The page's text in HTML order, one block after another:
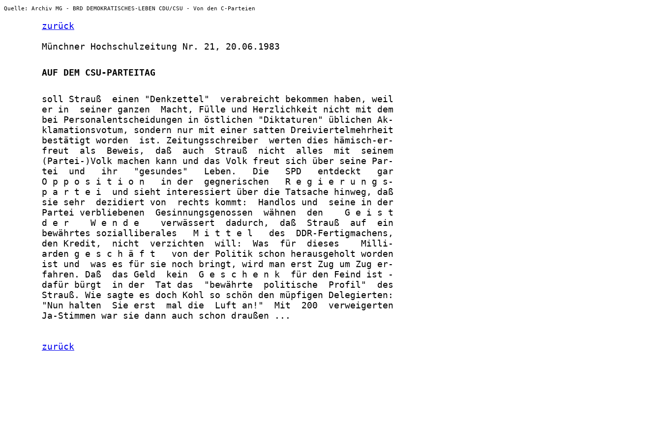
Quelle: Archiv MG - BRD DEMOKRATISCHES-LEBEN CDU/CSU - Von den C-Parteien
zurück
       Münchner Hochschulzeitung Nr. 21, 20.06.1983
       AUF DEM CSU-PARTEITAG
       soll Strauß  einen "Denkzettel"  verabreicht bekommen haben, weil
       er in  seiner ganzen  Macht, Fülle und Herzlichkeit nicht mit dem
       bei Personalentscheidungen in östlichen "Diktaturen" üblichen Ak-
       klamationsvotum, sondern nur mit einer satten Dreiviertelmehrheit
       bestätigt worden  ist. Zeitungsschreiber  werten dies hämisch-er-
       freut  als  Beweis,  daß  auch  Strauß  nicht  alles  mit  seinem
       (Partei-)Volk machen kann und das Volk freut sich über seine Par-
       tei  und   ihr   "gesundes"   Leben.   Die   SPD   entdeckt   gar
       O p p o s i t i o n   in der  gegnerischen   R e g i e r u n g s-
       p a r t e i  und sieht interessiert über die Tatsache hinweg, daß
       sie sehr  dezidiert von  rechts kommt:  Handlos und  seine in der
       Partei verbliebenen  Gesinnungsgenossen  wähnen  den    G e i s t
       d e r    W e n d e    verwässert  dadurch,  daß  Strauß  auf  ein
       bewährtes sozialliberales   M i t t e l   des  DDR-Fertigmachens,
       den Kredit,  nicht  verzichten  will:  Was  für  dieses    Milli-
       arden g e s c h ä f t   von der Politik schon herausgeholt worden
       ist und  was es für sie noch bringt, wird man erst Zug um Zug er-
       fahren. Daß  das Geld  kein  G e s c h e n k  für den Feind ist -
       dafür bürgt  in der  Tat das  "bewährte  politische  Profil"  des
       Strauß. Wie sagte es doch Kohl so schön den müpfigen Delegierten:
       "Nun halten  Sie erst  mal die  Luft an!"  Mit  200  verweigerten
       Ja-Stimmen war sie dann auch schon draußen ...
zurück